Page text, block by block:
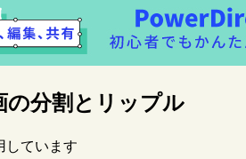
の分割とリップル
しています